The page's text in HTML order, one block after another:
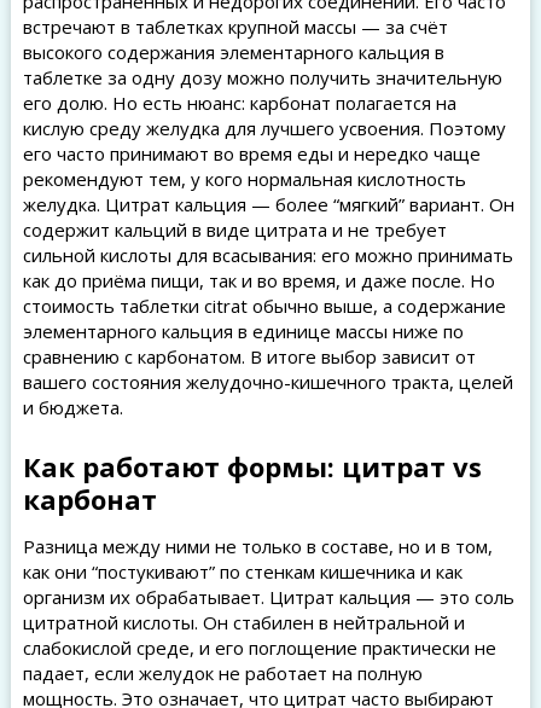
встречают в таблетках крупной массы — за счёт
высокого содержания элементарного кальция в
таблетке за одну дозу можно получить значительную
его долю. Но есть нюанс: карбонат полагается на
кислую среду желудка для лучшего усвоения. Поэтому
его часто принимают во время еды и нередко чаще
рекомендуют тем, у кого нормальная кислотность
желудка. Цитрат кальция — более “мягкий” вариант. Он
содержит кальций в виде цитрата и не требует
сильной кислоты для всасывания: его можно принимать
как до приёма пищи, так и во время, и даже после. Но
стоимость таблетки citrat обычно выше, а содержание
элементарного кальция в единице массы ниже по
сравнению с карбонатом. В итоге выбор зависит от
вашего состояния желудочно-кишечного тракта, целей
и бюджета.
Как работают формы: цитрат vs
карбонат
Разница между ними не только в составе, но и в том,
как они “постукивают” по стенкам кишечника и как
организм их обрабатывает. Цитрат кальция — это соль
цитратной кислоты. Он стабилен в нейтральной и
слабокислой среде, и его поглощение практически не
падает, если желудок не работает на полную
мощность. Это означает, что цитрат часто выбирают